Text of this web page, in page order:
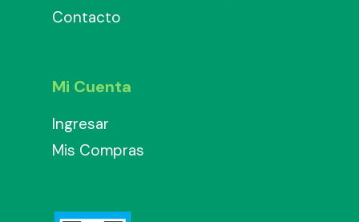
Contacto
Mi Cuenta
Ingresar
Mis Compras